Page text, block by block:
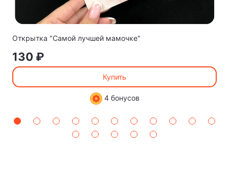
Открытка "Самой лучшей мамочке"
130 ₽
Купить
4 бонусов